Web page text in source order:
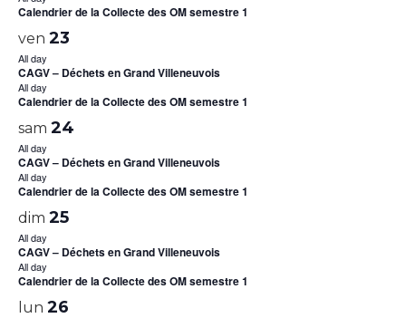
Calendrier de la Collecte des OM semestre 1
ven 23
All day
CAGV – Déchets en Grand Villeneuvois
All day
Calendrier de la Collecte des OM semestre 1
sam 24
All day
CAGV – Déchets en Grand Villeneuvois
All day
Calendrier de la Collecte des OM semestre 1
dim 25
All day
CAGV – Déchets en Grand Villeneuvois
All day
Calendrier de la Collecte des OM semestre 1
lun 26